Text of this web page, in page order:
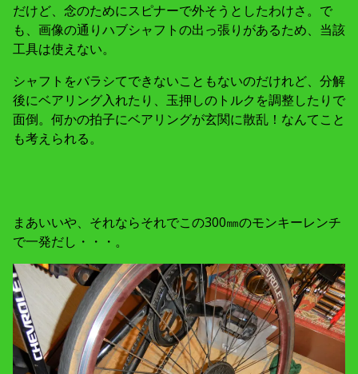
だけど、念のためにスピナーで外そうとしたわけさ。で
も、画像の通りハブシャフトの出っ張りがあるため、当該
工具は使えない。
シャフトをバラシてできないこともないのだけれど、分解
後にベアリング入れたり、玉押しのトルクを調整したりで
面倒。何かの拍子にベアリングが玄関に散乱！なんてこと
も考えられる。
まあいいや、それならそれでこの300㎜のモンキーレンチ
で一発だし・・・。